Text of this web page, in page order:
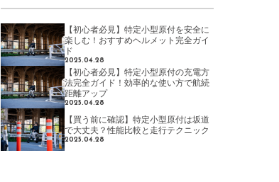
【初心者必見】特定小型原付を安全に
楽しむ！おすすめヘルメット完全ガイ
ド
2025.04.28
【初心者必見】特定小型原付の充電方
法完全ガイド！効率的な使い方で航続
距離アップ
2025.04.28
【買う前に確認】特定小型原付は坂道
で大丈夫？性能比較と走行テクニック
2025.04.28